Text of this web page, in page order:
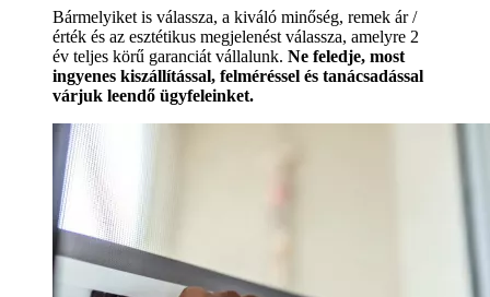
Bármelyiket is válassza, a kiváló minőség, remek ár /
érték és az esztétikus megjelenést válassza, amelyre 2
év teljes körű garanciát vállalunk. Ne feledje, most
ingyenes kiszállítással, felméréssel és tanácsadással
várjuk leendő ügyfeleinket.